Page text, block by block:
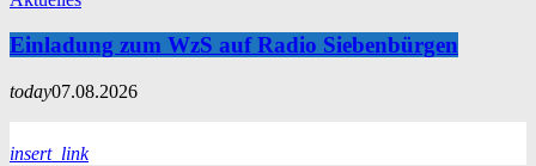
Einladung zum WzS auf Radio Siebenbürgen
today07.08.2026
insert_link